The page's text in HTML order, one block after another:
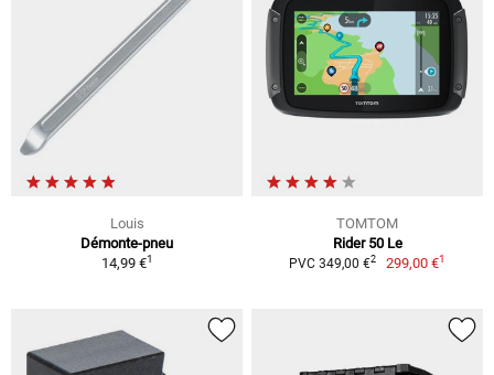
Louis
Démonte-pneu
14,99 €1
TOMTOM
Rider 50 Le
PVC 349,00 €2 299,00 €1